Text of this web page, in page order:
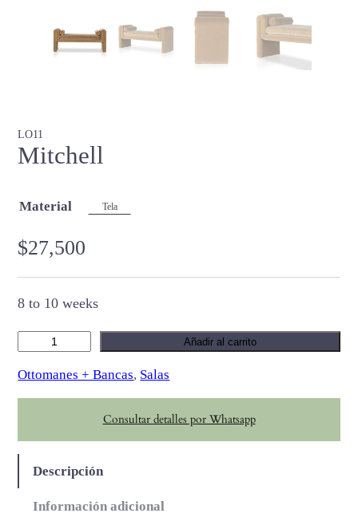
LO11
Mitchell
Material Tela
$27,500
8 to 10 weeks
t
c
e
l
Añadir al carrito
Ottomanes + Bancas, Salas
Consultar detalles por Whatsapp
Descripción
Información adicional